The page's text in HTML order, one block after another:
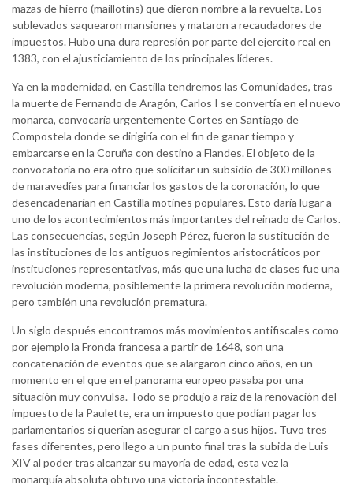
mazas de hierro (maillotins) que dieron nombre a la revuelta. Los
sublevados saquearon mansiones y mataron a recaudadores de
impuestos. Hubo una dura represión por parte del ejercito real en
1383, con el ajusticiamiento de los principales líderes.
Ya en la modernidad, en Castilla tendremos las Comunidades, tras
la muerte de Fernando de Aragón, Carlos I se convertía en el nuevo
monarca, convocaría urgentemente Cortes en Santiago de
Compostela donde se dirigiría con el fin de ganar tiempo y
embarcarse en la Coruña con destino a Flandes. El objeto de la
convocatoria no era otro que solicitar un subsidio de 300 millones
de maravedíes para financiar los gastos de la coronación, lo que
desencadenarían en Castilla motines populares. Esto daría lugar a
uno de los acontecimientos más importantes del reinado de Carlos.
Las consecuencias, según Joseph Pérez, fueron la sustitución de
las instituciones de los antiguos regimientos aristocráticos por
instituciones representativas, más que una lucha de clases fue una
revolución moderna, posiblemente la primera revolución moderna,
pero también una revolución prematura.
Un siglo después encontramos más movimientos antifiscales como
por ejemplo la Fronda francesa a partir de 1648, son una
concatenación de eventos que se alargaron cinco años, en un
momento en el que en el panorama europeo pasaba por una
situación muy convulsa. Todo se produjo a raíz de la renovación del
impuesto de la Paulette, era un impuesto que podían pagar los
parlamentarios si querían asegurar el cargo a sus hijos. Tuvo tres
fases diferentes, pero llego a un punto final tras la subida de Luis
XIV al poder tras alcanzar su mayoría de edad, esta vez la
monarquía absoluta obtuvo una victoria incontestable.